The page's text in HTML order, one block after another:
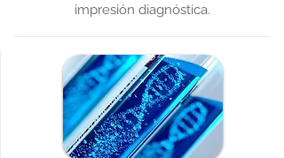
impresión diagnóstica.